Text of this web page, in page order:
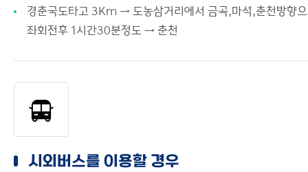
경춘국도타고 3Km → 도농삼거리에서 금곡,마석,춘천방향
좌회전후 1시간30분정도 → 춘천
시외버스를 이용할 경우